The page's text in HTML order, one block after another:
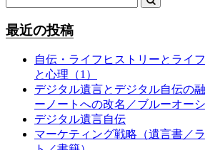
最近の投稿
自伝・ライフヒストリーとライ
と心理（1）
デジタル遺言とデジタル自伝の
ーノートへの改名／ブルーオー
デジタル遺言自伝
マーケティング戦略（遺言書／